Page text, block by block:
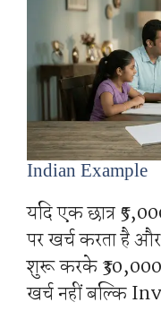
Indian Example
यदि एक छात्र
पर खर्च करता है
शुरू करके ₹30,000
खर्च नहीं बल्कि